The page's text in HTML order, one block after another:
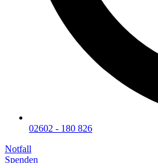
02602 - 180 826
Notfall
Spenden